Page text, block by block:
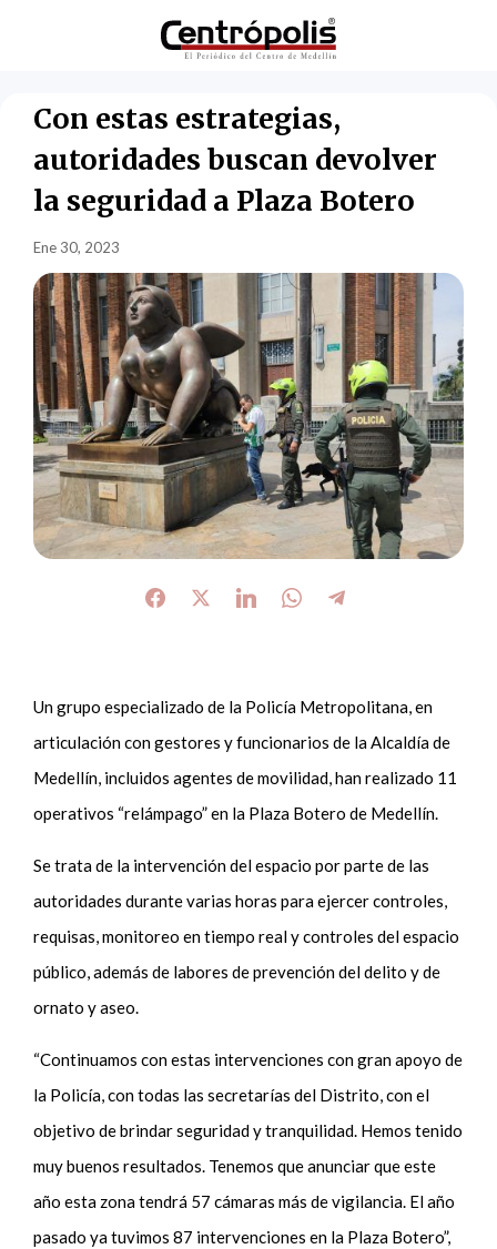
Con estas estrategias,
autoridades buscan devolver
la seguridad a Plaza Botero
Ene 30, 2023
Un grupo especializado de la Policía Metropolitana, en
articulación con gestores y funcionarios de la Alcaldía de
Medellín, incluidos agentes de movilidad, han realizado 11
operativos “relámpago” en la Plaza Botero de Medellín.
Se trata de la intervención del espacio por parte de las
autoridades durante varias horas para ejercer controles,
requisas, monitoreo en tiempo real y controles del espacio
público, además de labores de prevención del delito y de
ornato y aseo.
“Continuamos con estas intervenciones con gran apoyo de
la Policía, con todas las secretarías del Distrito, con el
objetivo de brindar seguridad y tranquilidad. Hemos tenido
muy buenos resultados. Tenemos que anunciar que este
año esta zona tendrá 57 cámaras más de vigilancia. El año
pasado ya tuvimos 87 intervenciones en la Plaza Botero”,